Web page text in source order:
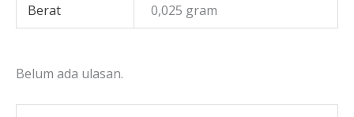
Berat 0,025 gram
Belum ada ulasan.